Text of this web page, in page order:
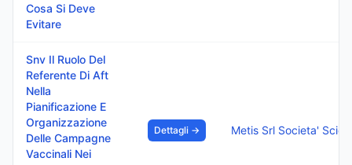
Cosa Si Deve
Evitare
Snv Il Ruolo Del
Referente Di Aft
Nella
Pianificazione E
Organizzazione
Delle Campagne
Vaccinali Nei
Dettagli →